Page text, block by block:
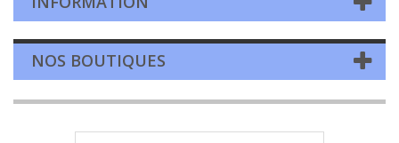
NOS BOUTIQUES